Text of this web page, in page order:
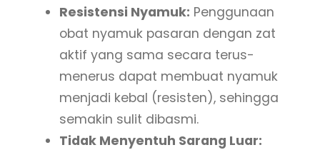
Resistensi Nyamuk: Penggunaan
obat nyamuk pasaran dengan zat
aktif yang sama secara terus-
menerus dapat membuat nyamuk
menjadi kebal (resisten), sehingga
semakin sulit dibasmi.
Tidak Menyentuh Sarang Luar: